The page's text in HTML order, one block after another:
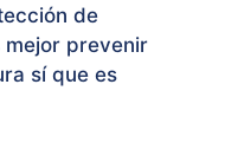
de
mejor prevenir
sí que es